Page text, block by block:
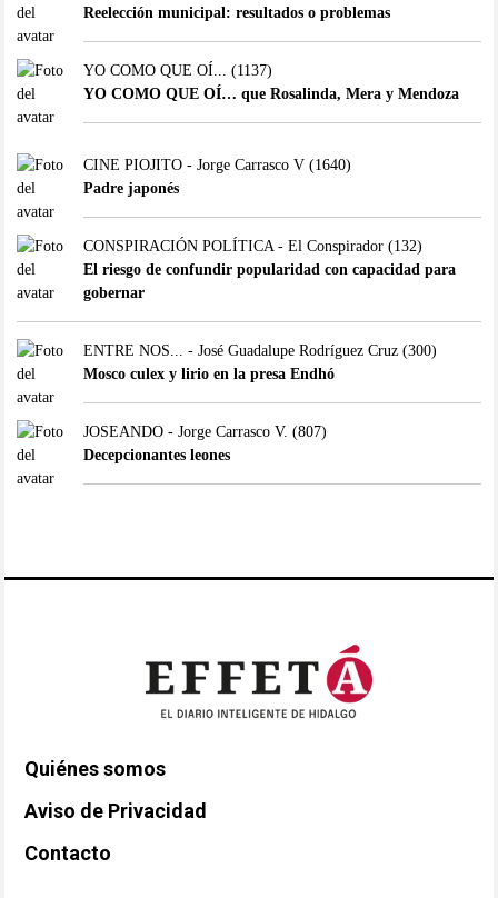
Reelección municipal: resultados o problemas
YO COMO QUE OÍ... (1137)
YO COMO QUE OÍ… que Rosalinda, Mera y Mendoza
CINE PIOJITO - Jorge Carrasco V(1640)
Padre japonés
CONSPIRACIÓN POLÍTICA - El Conspirador(132)
El riesgo de confundir popularidad con capacidad para
gobernar
ENTRE NOS... - José Guadalupe Rodríguez Cruz(300)
Mosco culex y lirio en la presa Endhó
JOSEANDO - Jorge Carrasco V. (807)
Decepcionantes leones
Quiénes somos
Aviso de Privacidad
Contacto